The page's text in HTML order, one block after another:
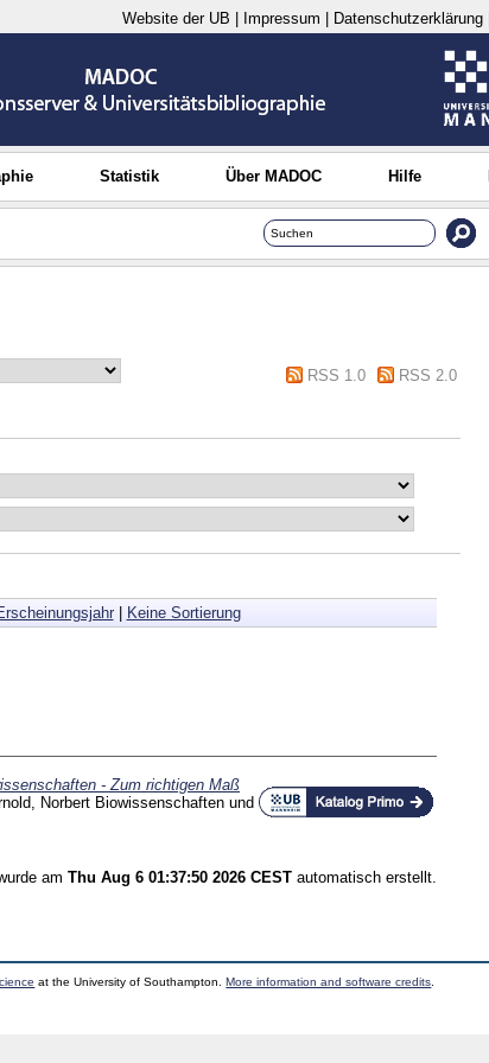
Website der UB Impressum Datenschutzerklärung
Statistik Über MADOC Hilfe
RSS 1.0
RSS 2.0
| Keine Sortierung
- Zum richtigen Maß
Norbert Biowissenschaften und
am Thu Aug 6 01:37:50 2026 CEST automatisch erstellt.
at the University of Southampton.More information and software credits